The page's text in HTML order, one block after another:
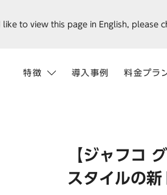
特徴 導入事例 料金プラ
like to view this page in English, please
【ジャフコ
スタイルの